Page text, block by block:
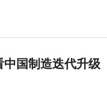
中国制造迭代升级